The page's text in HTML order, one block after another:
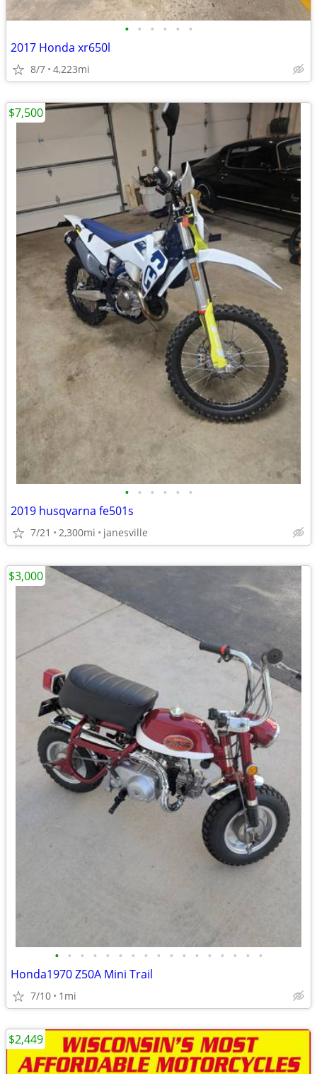
• • • • • •
2017 Honda xr650l
8/7 4,223mi
• • • • • •
2019 husqvarna fe501s
7/21 2,300mi janesville
$7,500
• • • • • • • • • • • • • • • • •
Honda1970 Z50A Mini Trail
7/10 1mi
$3,000
$2,449